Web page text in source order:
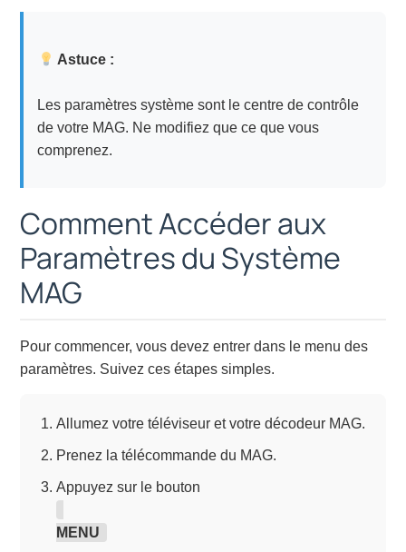
Astuce :
Les paramètres système sont le centre de contrôle
de votre MAG. Ne modifiez que ce que vous
comprenez.
Comment Accéder aux
Paramètres du Système
MAG
Pour commencer, vous devez entrer dans le menu des
paramètres. Suivez ces étapes simples.
Allumez votre téléviseur et votre décodeur MAG.
Prenez la télécommande du MAG.
Appuyez sur le bouton
MENU